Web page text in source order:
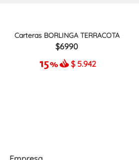
Carteras BORLINGA TERRACOTA
6990
$ 5.942